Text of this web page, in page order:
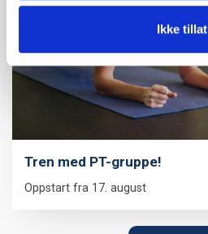
Ikke tillat
Tren med PT-gruppe!
Oppstart fra 17. august